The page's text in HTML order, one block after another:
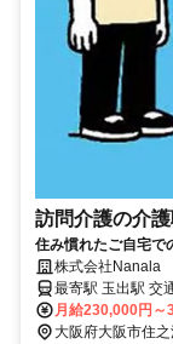
訪問介護の介
住み慣れたご自宅で
株式会社Nanala
最寄駅 玉出駅 交通アクセス Osaka Metro四つ橋線 「玉出駅」（徒歩
約1分） 阪堺電気軌道阪堺線「塚西駅」（徒歩約7分） 南海電気鉄道
南海線「岸里玉出
月給230,000円～
大阪府大阪市住之